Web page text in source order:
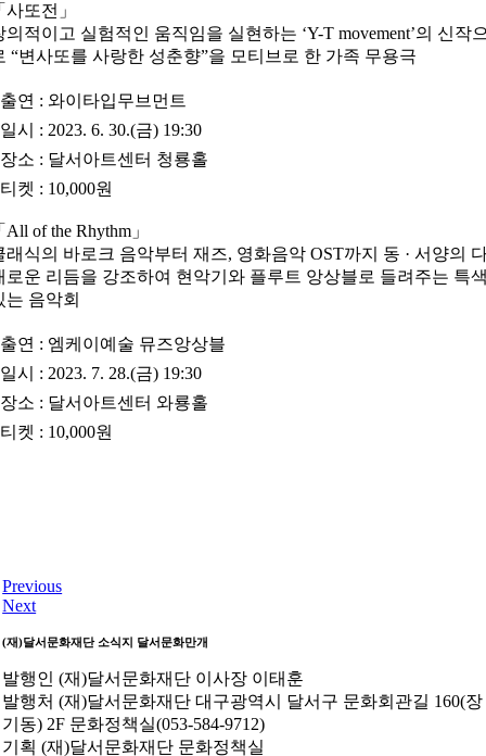
사또전 」
의적이고 실험적인 움직임을 실현하는 ‘Y-T movement’의 신작
“변사또를 사랑한 성춘향”을 모티브로 한 가족 무용극
출연 : 와이타입무브먼트
일시
: 2023. 6. 30.(금) 19:30
장소 : 달서아트센터 청룡홀
티켓 : 10,000원
All of the Rhythm 」
래식의 바로크 음악부터 재즈, 영화음악 OST까지 동 · 서양의
로운 리듬을 강조하여 현악기와 플루트 앙상블로 들려주는 특
는 음악회
출연 : 엠케이예술 뮤즈앙상블
일시
: 2023. 7. 28.(금) 19:30
장소 : 달서아트센터 와룡홀
티켓 : 10,000원
Previous
Next
(재)달서문화재단 소식지 달서문화만개
발행인 (재)달서문화재단 이사장 이태훈
발행처 (재)달서문화재단 대구광역시 달서구 문화회관길 160(장
기동) 2F 문화정책실(053-584-9712)
기획 (재)달서문화재단 문화정책실